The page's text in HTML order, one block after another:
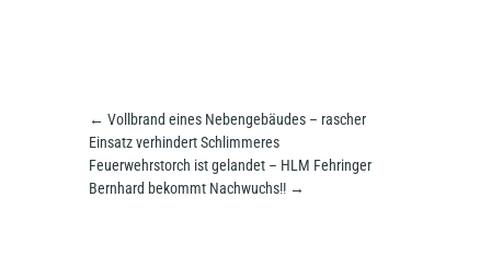
← Vollbrand eines Nebengebäudes – rascher
Einsatz verhindert Schlimmeres
Feuerwehrstorch ist gelandet – HLM Fehringer
Bernhard bekommt Nachwuchs!!→